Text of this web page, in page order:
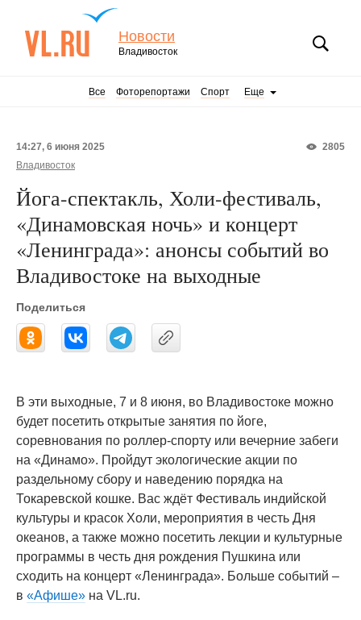
Новости
Владивосток
Все Фоторепортажи Спорт Еще
2805
14:27, 6 июня 2025
Владивосток
Йога-спектакль, Холи-фестиваль,
«Динамовская ночь» и концерт
«Ленинграда»: анонсы событий во
Владивостоке на выходные
Поделиться
В эти выходные, 7 и 8 июня, во Владивостоке можно
будет посетить открытые занятия по йоге,
соревнования по роллер-спорту или вечерние забеги
на «Динамо». Пройдут экологические акции по
раздельному сбору и наведению порядка на
Токаревской кошке. Вас ждёт Фестиваль индийской
культуры и красок Холи, мероприятия в честь Дня
океанов, а также можно посетить лекции и культурные
программы в честь дня рождения Пушкина или
сходить на концерт «Ленинграда». Больше событий –
в «Афише» на VL.ru.